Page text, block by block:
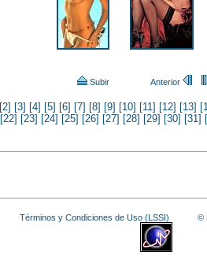
Subir Anterior
[2] [3] [4] [5] [6] [7] [8] [9] [10] [11] [12] [13]
[22] [23] [24] [25] [26] [27] [28] [29] [30] [31]
Términos y Condiciones de Uso (LSSI) © La